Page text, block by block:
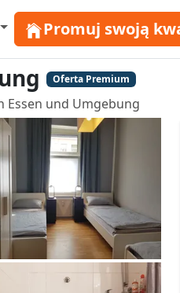
Promuj swoją
Oferta Premium
und Umgebung